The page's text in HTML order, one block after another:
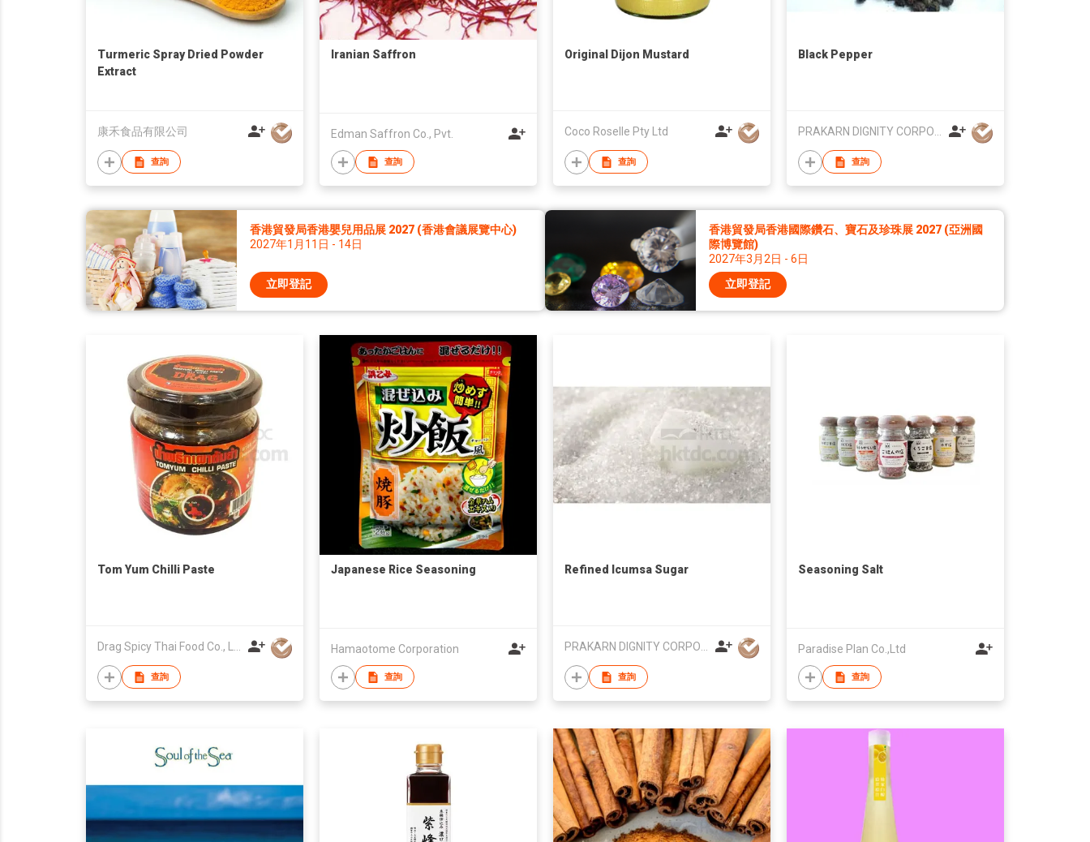
Turmeric Spray Dried Powder
Extract
康禾食品有限公司
查詢
Iranian Saffron
Edman Saffron Co., Pvt.
查詢
Original Dijon Mustard
Coco Roselle Pty Ltd
查詢
Black Pepper
查詢
香港貿發局香港嬰兒用品展 2027 (香港會議展覽中心)
2027年1月11日 - 14日
立即登記
香港貿發局香港國際鑽石、寶石及珍珠展 2027 (亞洲國
際博覽館)
2027年3月2日 - 6日
立即登記
Tom Yum Chilli Paste
查詢
Japanese Rice Seasoning
Hamaotome Corporation
查詢
Refined Icumsa Sugar
查詢
Seasoning Salt
Paradise Plan Co.,Ltd
查詢